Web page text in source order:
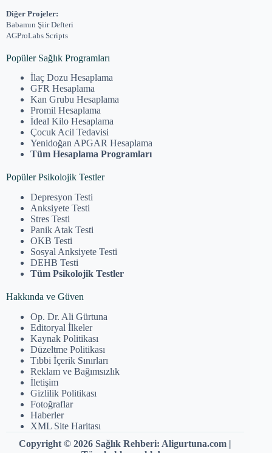
Diğer Projeler:
Babamın Şiir Defteri
AGProLabs Scripts
Popüler Sağlık Programları
İlaç Dozu Hesaplama
GFR Hesaplama
Kan Grubu Hesaplama
Promil Hesaplama
İdeal Kilo Hesaplama
Çocuk Acil Tedavisi
Yenidoğan APGAR Hesaplama
Tüm Hesaplama Programları
Popüler Psikolojik Testler
Depresyon Testi
Anksiyete Testi
Stres Testi
Panik Atak Testi
OKB Testi
Sosyal Anksiyete Testi
DEHB Testi
Tüm Psikolojik Testler
Hakkında ve Güven
Op. Dr. Ali Gürtuna
Editoryal İlkeler
Kaynak Politikası
Düzeltme Politikası
Tıbbi İçerik Sınırları
Reklam ve Bağımsızlık
İletişim
Gizlilik Politikası
Fotoğraflar
Haberler
XML Site Haritası
Copyright © 2026 Sağlık Rehberi: Aligurtuna.com |